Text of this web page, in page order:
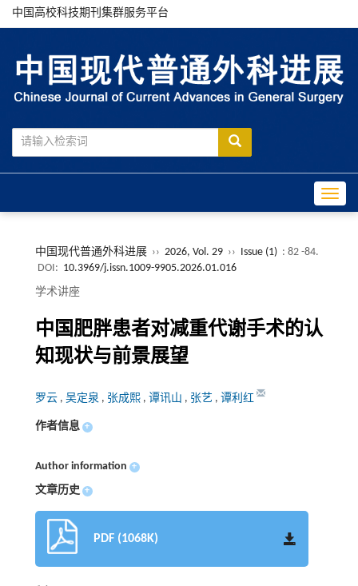
中国高校科技期刊集群服务平台
中国现代普通外科进展 ›› 2026, Vol. 29 ›› Issue (1) : 82 -84.
DOI: 10.3969/j.issn.1009-9905.2026.01.016
学术讲座
中国肥胖患者对减重代谢手术的认
知现状与前景展望
罗云 , 吴定泉 , 张成熙 , 谭讯山 , 张艺 , 谭利红
作者信息 +
Author information +
文章历史 +
PDF (1068K)